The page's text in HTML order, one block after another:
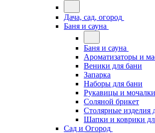
Дача, сад, огород
Баня и сауна
Баня и сауна
Ароматизаторы и
Веники для бани
Запарка
Наборы для бани
Рукавицы и мочалки
Соляной брикет
Столярные изделия
Шапки и коврики
Сад и Огород